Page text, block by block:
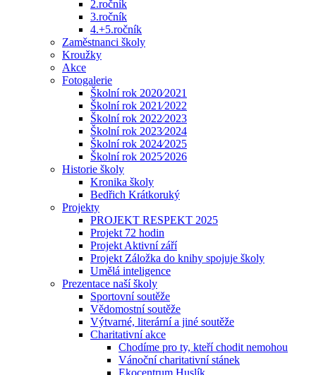
2.ročník
3.ročník
4.+5.ročník
Zaměstnanci školy
Kroužky
Akce
Fotogalerie
Školní rok 2020⁄2021
Školní rok 2021⁄2022
Školní rok 2022⁄2023
Školní rok 2023⁄2024
Školní rok 2024⁄2025
Školní rok 2025⁄2026
Historie školy
Kronika školy
Bedřich Krátkoruký
Projekty
PROJEKT RESPEKT 2025
Projekt 72 hodin
Projekt Aktivní září
Projekt Záložka do knihy spojuje školy
Umělá inteligence
Prezentace naší školy
Sportovní soutěže
Vědomostní soutěže
Výtvarné, literární a jiné soutěže
Charitativní akce
Chodíme pro ty, kteří chodit nemohou
Vánoční charitativní stánek
Ekocentrum Huslík